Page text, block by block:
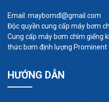
Email: maybomdl@gmail.com
Độc quyền cung cấp máy bơm
Cung cấp máy bơm chìm giếng
thức bơm định lượng Prominent
HƯỚNG DẪN